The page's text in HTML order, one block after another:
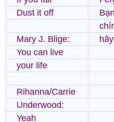
Dust it off
Mary J. Blige:
You can live
your life
Rihanna/Carrie
Underwood:
Yeah